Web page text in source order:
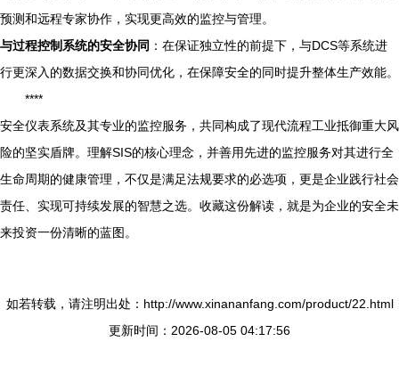
预测和远程专家协作，实现更高效的监控与管理。
与过程控制系统的安全协同 ：在保证独立性的前提下，与DCS等系统进
行更深入的数据交换和协同优化，在保障安全的同时提升整体生产效能。
****
安全仪表系统及其专业的监控服务，共同构成了现代流程工业抵御重大风
险的坚实盾牌。理解SIS的核心理念，并善用先进的监控服务对其进行全
生命周期的健康管理，不仅是满足法规要求的必选项，更是企业践行社会
责任、实现可持续发展的智慧之选。收藏这份解读，就是为企业的安全未
来投资一份清晰的蓝图。
如若转载，请注明出处：http://www.xinananfang.com/product/22.html
更新时间：2026-08-05 04:17:56